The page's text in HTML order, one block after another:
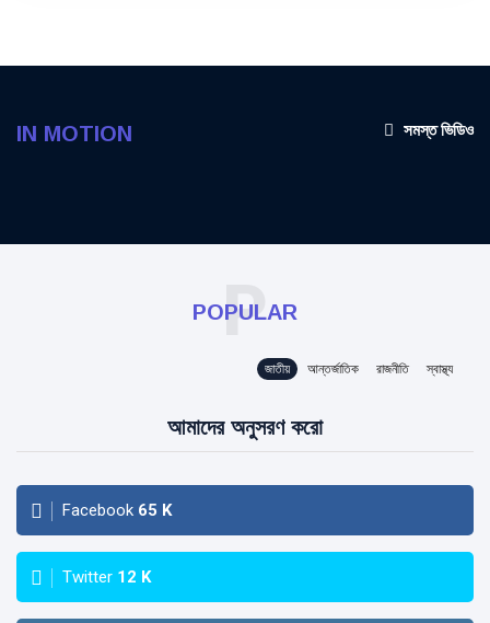
IN MOTION সমস্ত ভিডিও
POPULAR
P
জাতীয় আন্তর্জাতিক রাজনীতি স্বাস্থ্য
আমাদের অনুসরণ করো
Facebook 65 K
Twitter 12 K